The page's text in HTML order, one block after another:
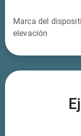
Marca del
elevación